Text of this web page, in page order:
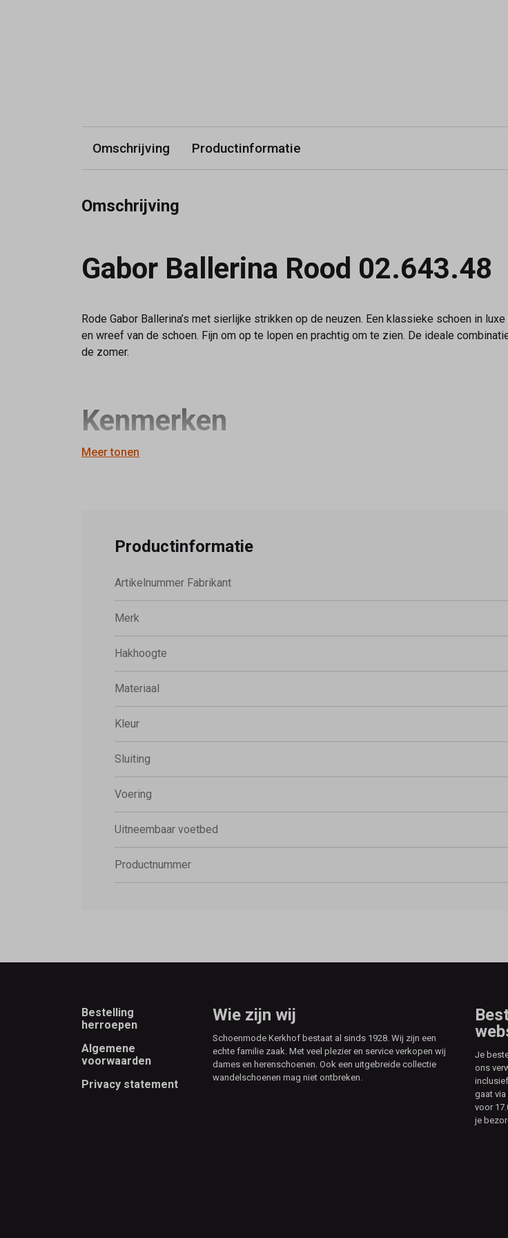
Omschrijving Productinformatie
Omschrijving
Gabor Ballerina Rood 02.643.48
Rode Gabor Ballerina’s met sierlijke strikken op de neuzen. Een klassieke schoen in
en wreef van de schoen. Fijn om op te lopen en prachtig om te zien. De ideale
de zomer.
Kenmerken
Product nr: 2-02.643.48
Meer tonen
Productinformatie
Artikelnummer Fabrikant
Merk
Hakhoogte
Materiaal
Kleur
Sluiting
Voering
Uitneembaar voetbed
Productnummer
Footer
Bestelling
herroepen
Algemene
voorwaarden
Privacy statement
Wie zijn wij
Schoenmode Kerkhof bestaat al sinds 1928. Wij zijn een
echte familie zaak. Met veel plezier en service verkopen wij
dames en herenschoenen. Ook een uitgebreide collectie
wandelschoenen mag niet ontbreken.
Je
ons
gaat
voor
je